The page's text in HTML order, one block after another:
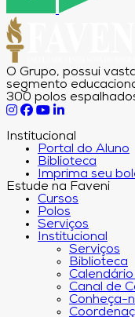
O Grupo, possui
segmento
300 polos
Institucional
Portal do Aluno
Biblioteca
Imprima seu
Estude na Faveni
Cursos
Polos
Serviços
Institucional
Serviços
Biblioteca
Canal de
Conheça-